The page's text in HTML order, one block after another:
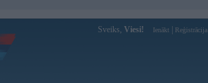
Sveiks, Viesi! Ienākt Reģistrācija